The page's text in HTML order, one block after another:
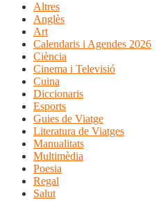
Altres
Anglès
Art
Calendaris i Agendes 2026
Ciència
Cinema i Televisió
Cuina
Diccionaris
Esports
Guies de Viatge
Literatura de Viatges
Manualitats
Multimèdia
Poesia
Regal
Salut